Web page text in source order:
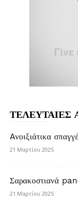
ΤΕΛΕΥΤΑΙΕΣ
Aνοιξιάτικα
21 Μαρτίου 2025
Σαρακοστιανά
21 Μαρτίου 2025